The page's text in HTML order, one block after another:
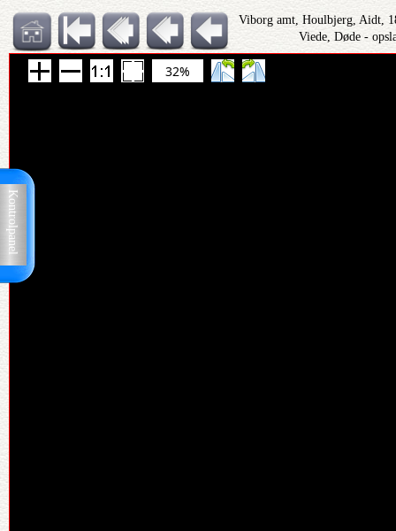
Kontrolpanel
Viborg amt, Houlbjerg, Aidt,
Viede, Døde -
32%